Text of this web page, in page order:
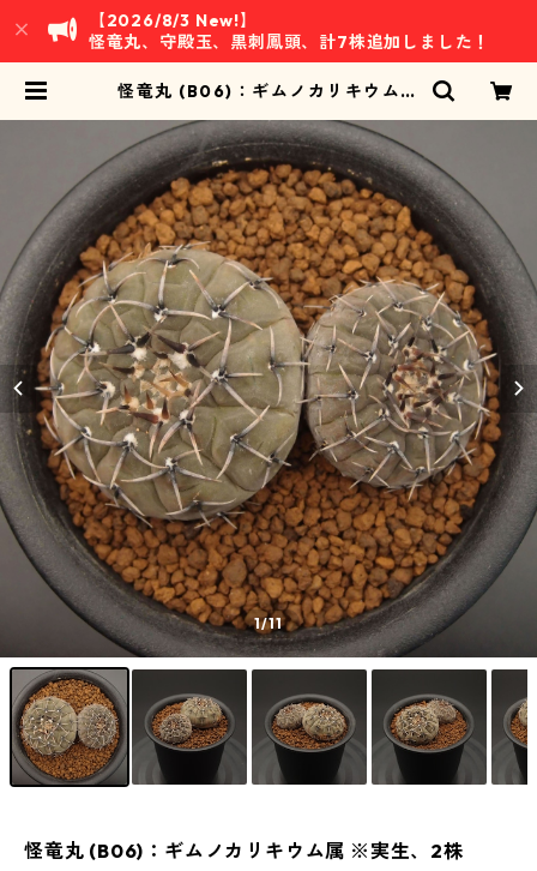
【2026/8/3 New!】
怪竜丸、守殿玉、黒刺鳳頭、計7株追加しました！
怪竜丸 (B06)：ギムノカリキウム属
1/11
怪竜丸 (B06)：ギムノカリキウム属 ※実生、2株